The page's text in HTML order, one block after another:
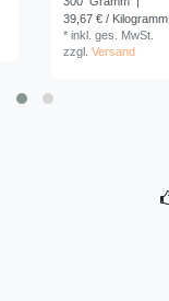
39,67 € / Kilogramm
*inkl. ges. MwSt.
zzgl.Versand